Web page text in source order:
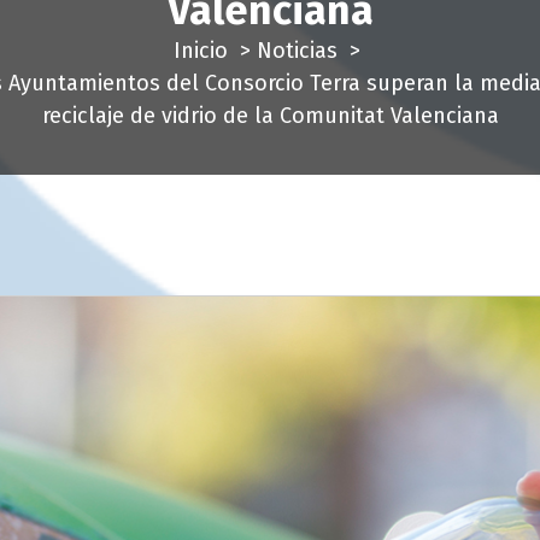
Valenciana
Inicio > Noticias >
Ayuntamientos del Consorcio Terra superan la
reciclaje de vidrio de la Comunitat Valenciana